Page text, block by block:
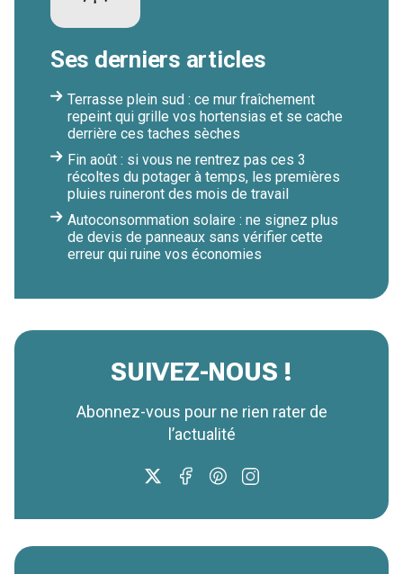
Ses derniers articles
Terrasse plein sud : ce mur fraîchement
repeint qui grille vos hortensias et se cache
derrière ces taches sèches
Fin août : si vous ne rentrez pas ces 3
récoltes du potager à temps, les premières
pluies ruineront des mois de travail
Autoconsommation solaire : ne signez plus
de devis de panneaux sans vérifier cette
erreur qui ruine vos économies
SUIVEZ-NOUS !
Abonnez-vous pour ne rien rater de
l’actualité